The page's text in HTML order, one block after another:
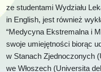
ze studentami Wydziału
in English, jest również
“Medycyna Ekstremalna i
swoje umiejętności biorąc
w Stanach Zjednoczonych
we Włoszech (Universita